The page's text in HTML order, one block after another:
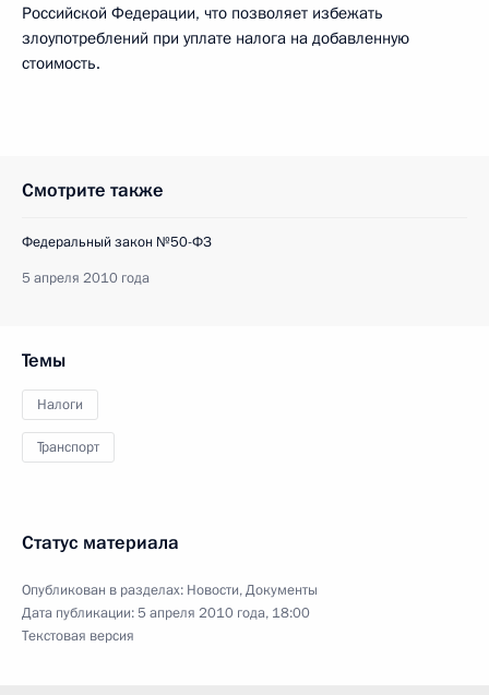
Российской Федерации, что позволяет избежать
злоупотреблений при уплате налога на добавленную
стоимость.
Смотрите также
Федеральный закон №50-ФЗ
5 апреля 2010 года
Темы
Налоги
Транспорт
Статус материала
Опубликован в разделах: Новости,Документы
Дата публикации:5 апреля 2010 года, 18:00
Текстовая версия